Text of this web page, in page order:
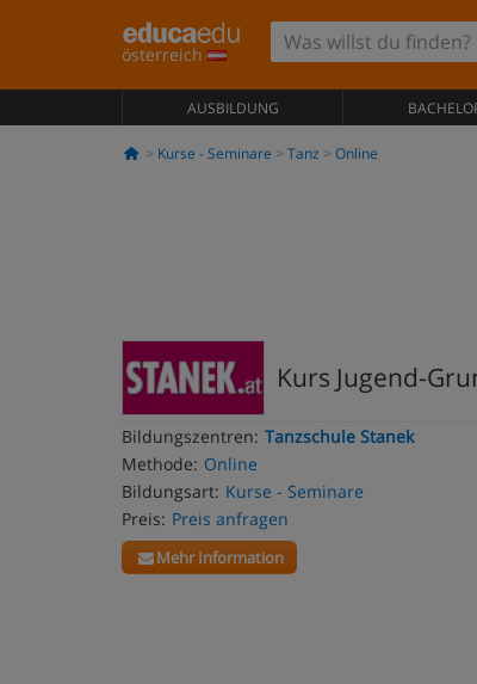
österreich
AUSBILDUNG
Kurse - Seminare Tanz Online
Kurs Jugend-
Bildungszentren: Tanzschule Stanek
Methode: Online
Bildungsart: Kurse - Seminare
Preis: Preis anfragen
Mehr Information